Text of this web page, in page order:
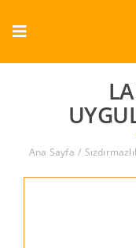
Toggle
Navigation
Ürünler
Ana Sayfa